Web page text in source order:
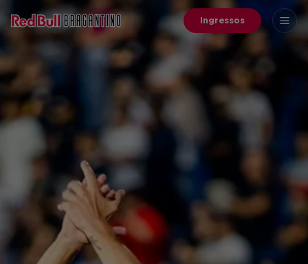
Ingressos